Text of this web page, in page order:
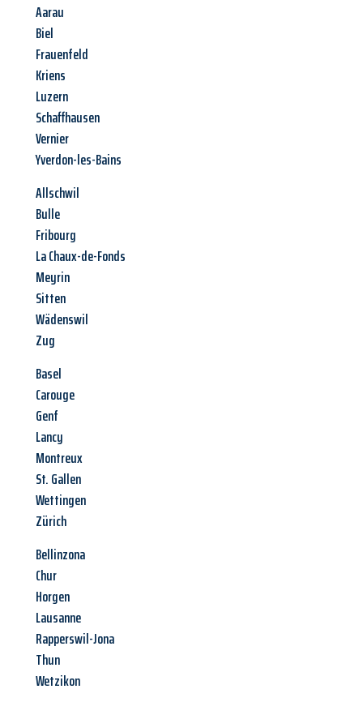
Aarau
Biel
Frauenfeld
Kriens
Luzern
Schaffhausen
Vernier
Yverdon-les-Bains
Allschwil
Bulle
Fribourg
La Chaux-de-Fonds
Meyrin
Sitten
Wädenswil
Zug
Basel
Carouge
Genf
Lancy
Montreux
St. Gallen
Wettingen
Zürich
Bellinzona
Chur
Horgen
Lausanne
Rapperswil-Jona
Thun
Wetzikon